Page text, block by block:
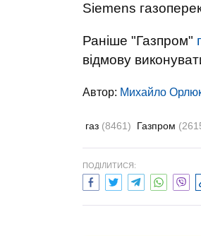
Siemens
Раніше "Газпром"
відмову
Автор: Михайло
газ (8461) Газпром
ПОДІЛИТИСЯ: